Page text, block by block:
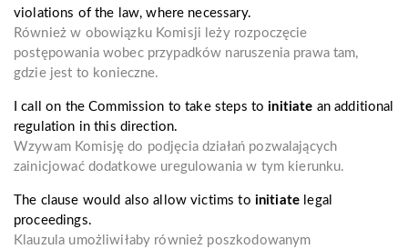
violations of the law, where necessary.
Również w obowiązku Komisji leży rozpoczęcie
postępowania wobec przypadków naruszenia prawa tam,
gdzie jest to konieczne.
I call on the Commission to take steps toinitiate an additional
regulation in this direction.
Wzywam Komisję do podjęcia działań pozwalających
zainicjować dodatkowe uregulowania w tym kierunku.
The clause would also allow victims to initiate legal
proceedings.
Klauzula umożliwiłaby również poszkodowanym